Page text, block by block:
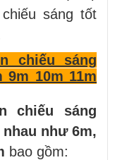
sáng tốt
chiếu sáng
10m 11m
chiếu sáng
như 6m,
bao gồm: